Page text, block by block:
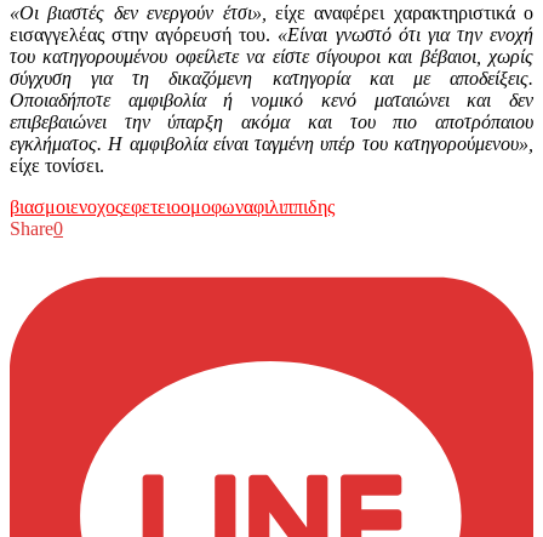
«Οι βιαστές δεν ενεργούν έτσι»,
είχε αναφέρει χαρακτηριστικά ο
εισαγγελέας στην αγόρευσή του. «Είναι γνωστό ότι για την ενοχή
του κατηγορουμένου οφείλετε να είστε σίγουροι και βέβαιοι, χωρίς
σύγχυση για τη δικαζόμενη κατηγορία και με αποδείξεις.
Οποιαδήποτε αμφιβολία ή νομικό κενό ματαιώνει και δεν
επιβεβαιώνει την ύπαρξη ακόμα και του πιο αποτρόπαιου
εγκλήματος. Η αμφιβολία είναι ταγμένη υπέρ του κατηγορούμενου»,
είχε τονίσει.
βιασμοιενοχοςεφετειοομοφωναφιλιππιδης
Share0